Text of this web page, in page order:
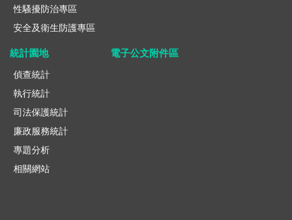
性騷擾防治專區
安全及衛生防護專區
統計園地
偵查統計
執行統計
司法保護統計
廉政服務統計
專題分析
相關網站
電子公文附件區